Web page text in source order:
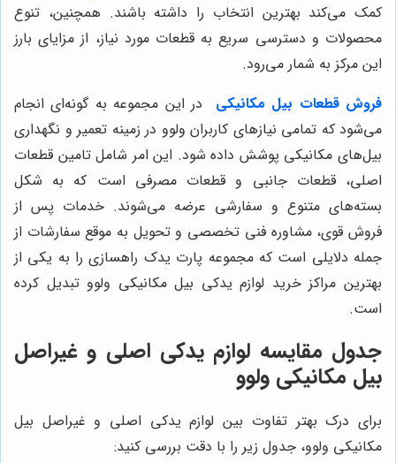
کمک می‌کند بهترین انتخاب را داشته باشند. همچنین، تنوع
محصولات و دسترسی سریع به قطعات مورد نیاز، از مزایای بارز
این مرکز به شمار می‌رود.
فروش قطعات بیل مکانیکی
در این مجموعه به گونه‌ای انجام
می‌شود که تمامی نیازهای کاربران ولوو در زمینه تعمیر و نگهداری
بیل‌های مکانیکی پوشش داده شود. این امر شامل تامین قطعات
اصلی، قطعات جانبی و قطعات مصرفی است که به شکل
بسته‌های متنوع و سفارشی عرضه می‌شوند. خدمات پس از
فروش قوی، مشاوره فنی تخصصی و تحویل به موقع سفارشات از
جمله دلایلی است که مجموعه پارت یدک راهسازی را به یکی از
بهترین مراکز خرید لوازم یدکی بیل مکانیکی ولوو تبدیل کرده
است.
جدول مقایسه لوازم یدکی اصلی و غیراصل
بیل مکانیکی ولوو
برای درک بهتر تفاوت بین لوازم یدکی اصلی و غیراصل بیل
مکانیکی ولوو، جدول زیر را با دقت بررسی کنید: